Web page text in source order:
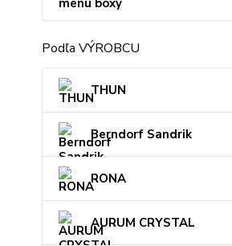
menu boxy
Podľa VÝROBCU
THUN
Berndorf Sandrik
RONA
AURUM CRYSTAL